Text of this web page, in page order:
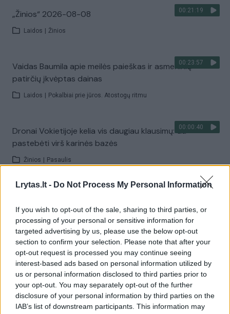
Lrytas.lt - Do Not Process My Personal Information
If you wish to opt-out of the sale, sharing to third parties, or
processing of your personal or sensitive information for
targeted advertising by us, please use the below opt-out
section to confirm your selection. Please note that after your
opt-out request is processed you may continue seeing
interest-based ads based on personal information utilized by
us or personal information disclosed to third parties prior to
your opt-out. You may separately opt-out of the further
disclosure of your personal information by third parties on the
IAB’s list of downstream participants. This information may
00:21:19
„Žinios“ 2026-08-08
Laidos Žinios
00:23:57
Vaidas Baumila apie meilės paieškas ir asmeninių
patirčių įkvėptas dainas
Laidos Pokalbiai prie jūros. Atostogų ritmu
00:00:40
Dronai Vokietijoje kelia vis daugiau klausimų: du
pastebėti virš karinės bazės
Žinios Pasaulis
Žiūrimiausi įrašai
00:00:30
Vaizdai iš tragiškos avarijos Vilniaus r.: dviejų moterų ir
vaiko gyvybių išgelbėti nepavyko
Žinios Lietuvos diena